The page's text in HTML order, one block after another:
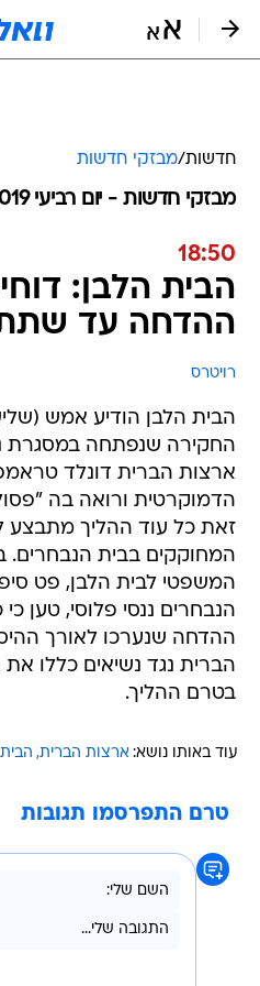
חדשות/מבזקי חדשות
מבזקי חדשות - יום רביעי 09.10.2019 / י תשרי התש"פ
18:50
הבית הלבן:
ההדחה עד
רויטרס
הבית הלבן הודיע אמש
החקירה שנפתחה במסגרת
ארצות הברית דונלד
הדמוקרטית ורואה בה
זאת כל עוד ההליך
המחוקקים בבית
המשפטי לבית הלבן, פט
הנבחרים ננסי פלוסי, טען
ההדחה שנערכו לאורך
הברית נגד נשיאים כללו
בטרם ההליך.
עוד באותו נושא: ארצות הברית הבית
טרם התפרסמו תגובות